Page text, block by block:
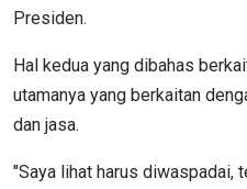
Presiden.
Hal kedua yang dibahas
utamanya yang berkaitan
dan jasa.
"Saya lihat harus diwaspadai,